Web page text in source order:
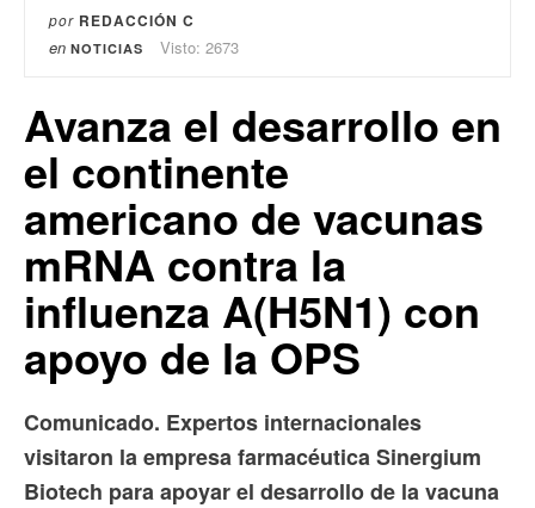
por REDACCIÓN C
en NOTICIAS Visto: 2673
Avanza el desarrollo en
el continente
americano de vacunas
mRNA contra la
influenza A(H5N1) con
apoyo de la OPS
Comunicado. Expertos internacionales
visitaron la empresa farmacéutica Sinergium
Biotech para apoyar el desarrollo de la vacuna